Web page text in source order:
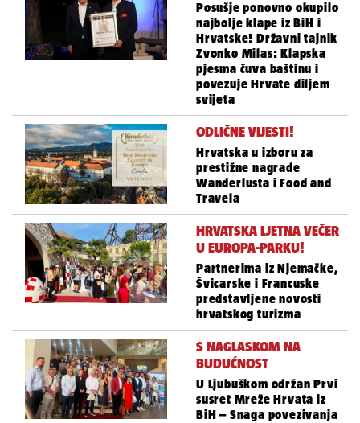
Posušje ponovno okupilo
najbolje klape iz BiH i
Hrvatske! Državni tajnik
Zvonko Milas: Klapska
pjesma čuva baštinu i
povezuje Hrvate diljem
svijeta
ODLIČNE VIJESTI!
Hrvatska u izboru za
prestižne nagrade
Wanderlusta i Food and
Travela
HRVATSKA LJETNA VEČER
U EUROPA-PARKU!
Partnerima iz Njemačke,
Švicarske i Francuske
predstavljene novosti
hrvatskog turizma
S NAGLASKOM NA
BUDUĆNOST
U Ljubuškom održan Prvi
susret Mreže Hrvata iz
BiH – Snaga povezivanja